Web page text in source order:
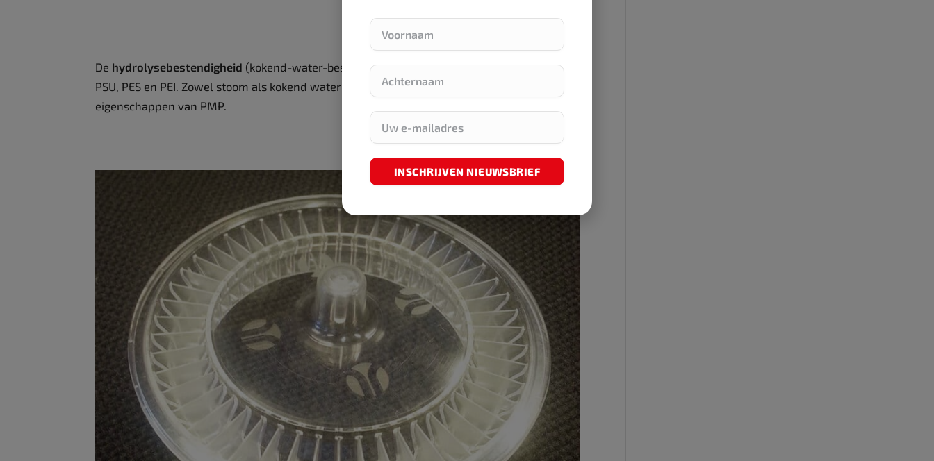
De hydrolysebestendigheid (kokend-water-bestendigheid) laat zich meten met die van
PSU, PES en PEI. Zowel stoom als kokend water hebben nagenoeg geen effect op de
eigenschappen van PMP.
INSCHRIJVEN NIEUWSBRIEF